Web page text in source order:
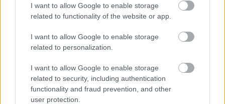
I want to allow Google to enable storage
related to functionality of the website or app.
I want to allow Google to enable storage
related to personalization.
I want to allow Google to enable storage
related to security, including authentication
functionality and fraud prevention, and other
user protection.
– Hm… Nézzünk más példát. A lenyűgöző Cecil M.
Joepardy munkásságát csak ismeri…
– Talán róla már hallottam. Amerikai filmrendező?
– Lótüdőt! …Már bocsánat. Bengáli költő és filozófus.
Biztosan egy sort sem olvasott tőle.
– Bevallom.